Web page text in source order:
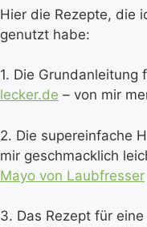
Hier die Rezepte, die
genutzt habe:
1. Die Grundanleitung
lecker.de – von mir
2. Die supereinfache
mir geschmacklich
Mayo von Laubfresser
3. Das Rezept für